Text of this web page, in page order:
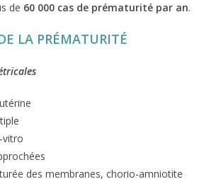
de 60 000 cas de prématurité par an.
LA PRÉMATURITÉ
vitro
des membranes, chorio-amniotite